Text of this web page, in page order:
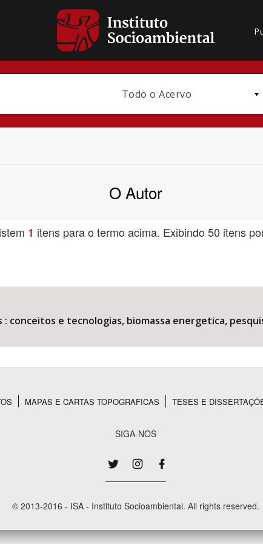
Todo o Acervo
Área Protegida
O Autor
1 itens para o termo acima. Exibindo 50 itens
conceitos e tecnologias, biomassa energetica,
MAPAS E CARTAS TOPOGRAFICAS TESES E
SIGA-NOS
© 2013-2016 - ISA - Instituto Socioambiental. All rights reserved.